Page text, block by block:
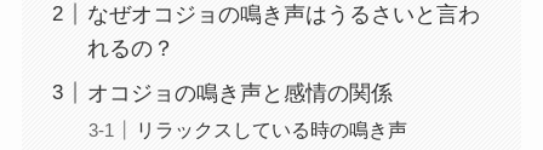
なぜオコジョの鳴き声はうるさいと言わ
れるの？
オコジョの鳴き声と感情の関係
リラックスしている時の鳴き声